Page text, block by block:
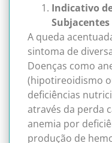
Indicativo
Subjacentes
A queda
sintoma de
Doenças como
(hipotireoidismo
deficiências
através da perda
anemia por
produção de